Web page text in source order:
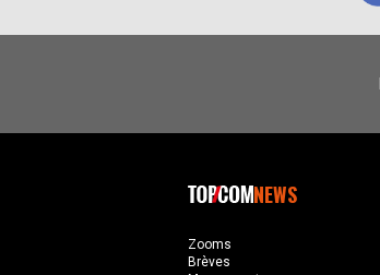
NEWS
Zooms
Brèves